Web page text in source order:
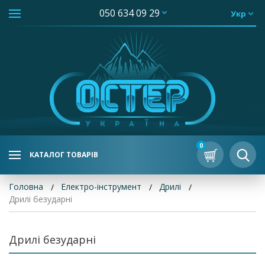
050 634 09 29 Укр
КАТАЛОГ ТОВАРІВ
0
Головна Електро-інструмент
Дрилі
Дрилі безударні
Дрилі безударні